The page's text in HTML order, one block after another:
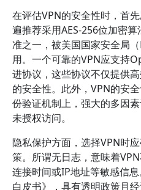
在评估VPN的安全性时，首
遍推荐采用AES-256位加密
准之一，被美国国家安全局
用。一个可靠的VPN应支持
进协议，这些协议不仅提供
的安全性。此外，VPN的安
份验证机制上，强大的多因
未授权访问。
隐私保护方面，选择VPN时
策。所谓无日志，意味着
连接时间或IP地址等敏感信
白皮书》，具有透明政策且